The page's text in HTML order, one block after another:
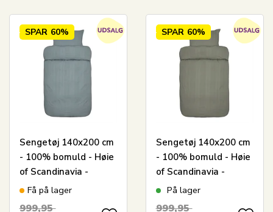
SPAR 60%
Sengetøj 140x200 cm
- 100% bomuld - Høie
of Scandinavia -
Midnatt Dus Blå
Få på lager
999,95
SPAR 60%
Sengetøj 140x200 cm
- 100% bomuld - Høie
of Scandinavia -
Midnatt Tåkegrønn
På lager
999,95